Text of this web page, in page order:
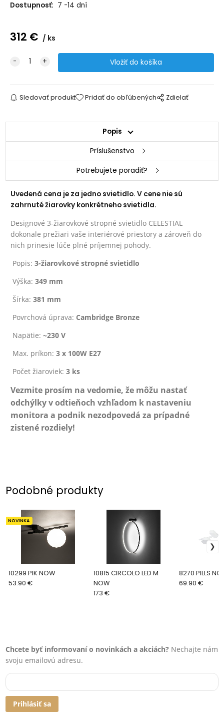
Dostupnosť: 7 -14 dní
312 € ks
Sledovať produkt Pridať do obľúbených Zdielať
Popis
Príslušenstvo
Potrebujete poradiť?
Uvedená cena je za jedno svietidlo. V cene nie sú
zahrnuté žiarovky konkrétneho svietidla.
Designové 3-žiarovkové stropné svietidlo CELESTIAL
dokonale prežiari vaše interiérové priestory a zároveň do
nich prinesie lúče plné príjemnej pohody.
Popis:3-žiarovkové stropné svietidlo
Výška:349 mm
Šírka:381 mm
Povrchová úprava: Cambridge Bronze
Napätie:~230 V
Max. príkon:3 x 100W E27
Počet žiaroviek:3 ks
Vezmite prosím na vedomie, že môžu nastať
odchýlky v odtieňoch vzhľadom k nastaveniu
monitora a podnik nezodpovedá za prípadné
zistené rozdiely!
Podobné produkty
10299 PIK NOW
NOVINKA
53.90 €
10815 CIRCOLO LED M
NOW
173 €
8270 PILLS
69.90 €
Chcete byť informovaní o novinkách a akciách? Nechajte nám
svoju emailovú adresu.
Prihlásiť sa